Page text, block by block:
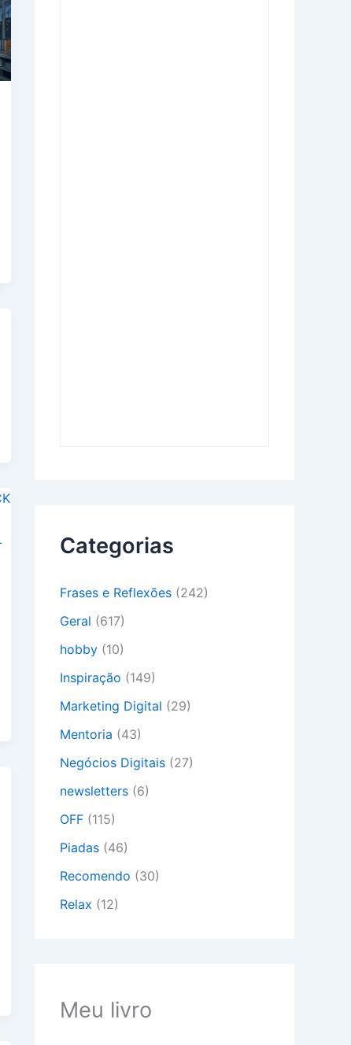
Categorias
Frases e Reflexões (242)
Geral (617)
hobby (10)
Inspiração (149)
Marketing Digital (29)
Mentoria (43)
Negócios Digitais (27)
newsletters (6)
OFF (115)
Piadas (46)
Recomendo (30)
Relax (12)
Meu livro